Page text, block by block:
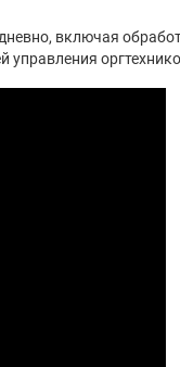
включая
управления